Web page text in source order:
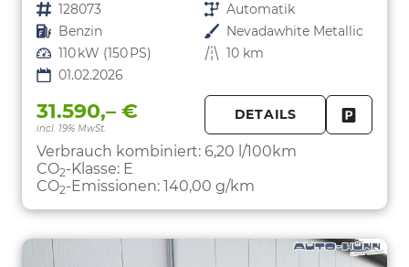
Fahrzeugnr. 128073 Getriebe Automatik
Kraftstoff Benzin Außenfarbe Nevadawhite Metallic
Leistung 110 kW (150 PS) Kilometerstand 10 km
01.02.2026
31.590,– €
incl. 19% MwSt.
DETAILS
Verbrauch kombiniert: 6,20 l/100km
CO2-Klasse: E
CO2-Emissionen: 140,00 g/km